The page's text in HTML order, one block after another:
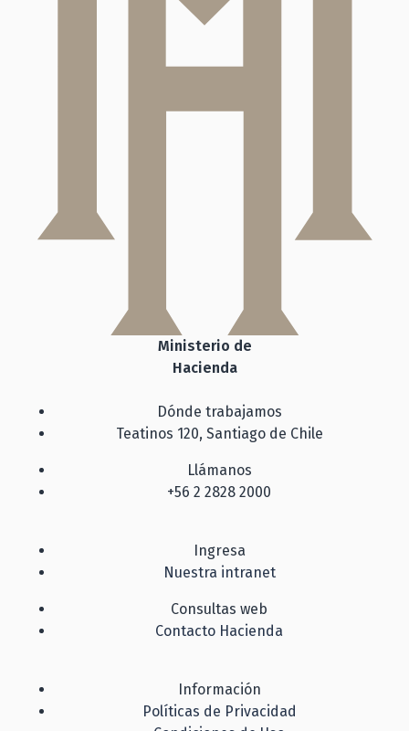
Ministerio de
Hacienda
Dónde trabajamos
Teatinos 120, Santiago de Chile
Llámanos
+56 2 2828 2000
Ingresa
Nuestra intranet
Consultas web
Contacto Hacienda
Información
Políticas de Privacidad